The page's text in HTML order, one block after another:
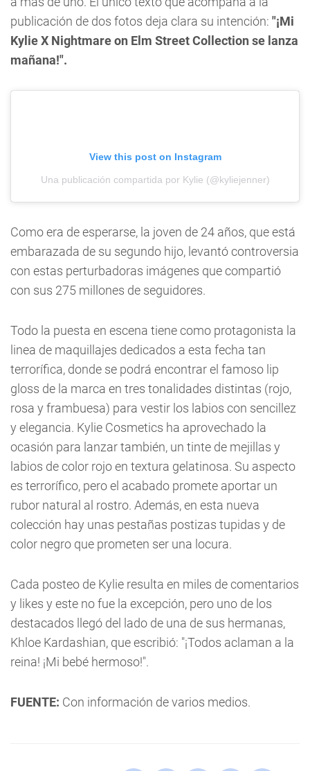
publicación de dos fotos deja clara su intención: "¡Mi
Kylie X Nightmare on Elm Street Collection se lanza
mañana!".
View this post on Instagram
Una publicación compartida por Kylie (@kyliejenner)
Como era de esperarse, la joven de 24 años, que está
embarazada de su segundo hijo, levantó controversia
con estas perturbadoras imágenes que compartió
con sus 275 millones de seguidores.
Todo la puesta en escena tiene como protagonista la
linea de maquillajes dedicados a esta fecha tan
terrorífica, donde se podrá encontrar el famoso lip
gloss de la marca en tres tonalidades distintas (rojo,
rosa y frambuesa) para vestir los labios con sencillez
y elegancia. Kylie Cosmetics ha aprovechado la
ocasión para lanzar también, un tinte de mejillas y
labios de color rojo en textura gelatinosa. Su aspecto
es terrorífico, pero el acabado promete aportar un
rubor natural al rostro. Además, en esta nueva
colección hay unas pestañas postizas tupidas y de
color negro que prometen ser una locura.
Cada posteo de Kylie resulta en miles de comentarios
y likes y este no fue la excepción, pero uno de los
destacados llegó del lado de una de sus hermanas,
Khloe Kardashian, que escribió: "¡Todos aclaman a la
reina! ¡Mi bebé hermoso!".
FUENTE: Con información de varios medios.